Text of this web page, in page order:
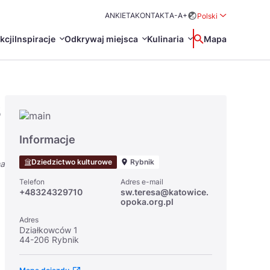
ANKIETAKONTAKTA-A+
Polski
Inspiracje
Certyfikaty POT
Odkrywaj miejsca
Turystyczne
Kulinaria
Restauracje Michelin
Wyszukaj
Mapa
Svenska
Informacje
Dziedzictwo kulturowe Rybnik
Telefon
+48324329710
Adres e-mail
sw.teresa@katowice.
opoka.org.pl
Adres
Działkowców 1
44-206 Rybnik